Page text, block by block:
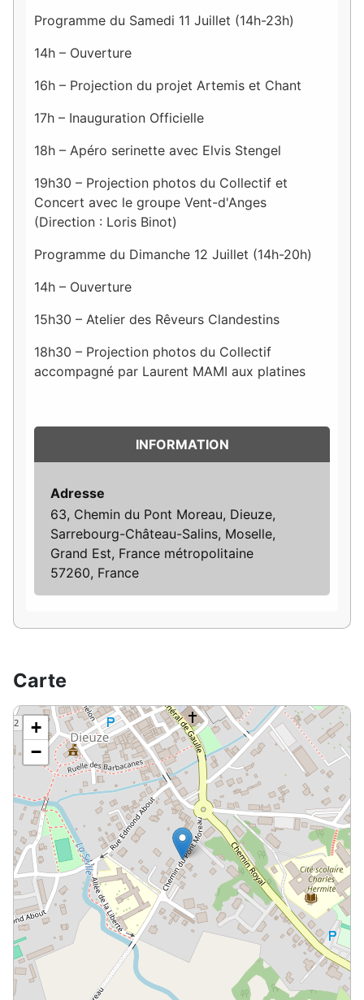
Programme du Samedi 11 Juillet (14h-23h)
14h – Ouverture
16h – Projection du projet Artemis et Chant
17h – Inauguration Officielle
18h – Apéro serinette avec Elvis Stengel
19h30 – Projection photos du Collectif et
Concert avec le groupe Vent-d'Anges
(Direction : Loris Binot)
Programme du Dimanche 12 Juillet (14h-20h)
14h – Ouverture
15h30 – Atelier des Rêveurs Clandestins
18h30 – Projection photos du Collectif
accompagné par Laurent MAMI aux platines
INFORMATION
Adresse
63, Chemin du Pont Moreau, Dieuze,
Sarrebourg-Château-Salins, Moselle,
Grand Est, France métropolitaine
57260, France
Carte
+
−